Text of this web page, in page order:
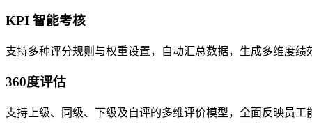
KPI 智能考核
支持多种评分规则与权重设置，自动汇总数据，生成多维度绩
360度评估
支持上级、同级、下级及自评的多维评价模型，全面反映员工